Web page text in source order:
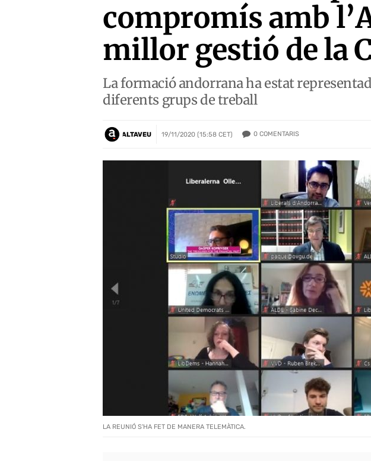
compromís amb
millor gestió de la
La formació andorrana ha estat
diferents grups de treball
ALTAVEU 19/11/2020 (15:58 CET) 0 COMENTARIS
LA REUNIÓ S'HA FET DE MANERA TELEMÀTICA.